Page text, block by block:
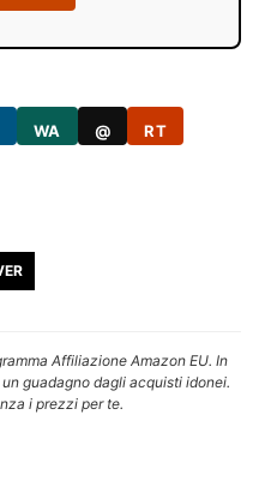
WA @ RT
Affiliazione Amazon EU. In
guadagno dagli acquisti idonei.
i prezzi per te.